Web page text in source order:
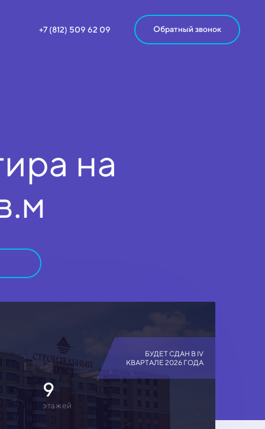
+7 (812) 509 62 09 Обратный звонок
на
БУДЕТ СДАН В IV
КВАРТАЛЕ 2026 ГОДА
9
этажей